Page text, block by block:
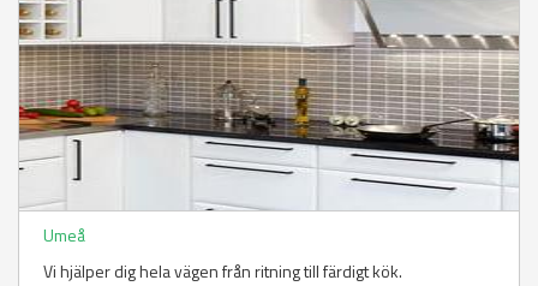
Umeå
Vi hjälper dig hela vägen från ritning till färdigt kök.